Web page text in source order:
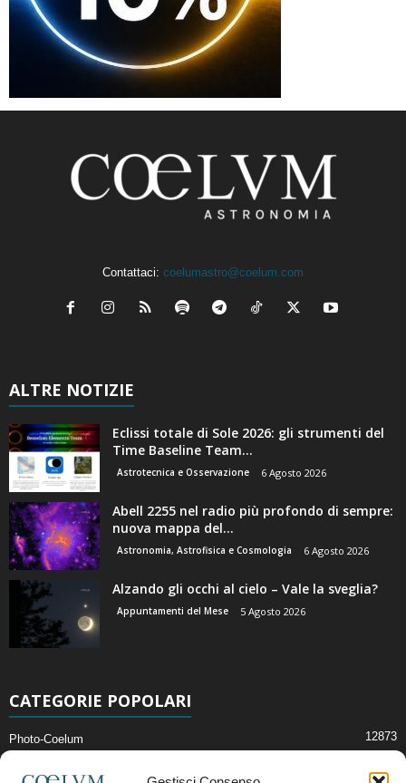
Contattaci: coelumastro@coelum.com
ALTRE NOTIZIE
Eclissi totale di Sole 2026: gli strumenti del
Time Baseline Team...
Astrotecnica e Osservazione 6 Agosto 2026
Abell 2255 nel radio più profondo di sempre:
nuova mappa del...
Astronomia, Astrofisica e Cosmologia 6 Agosto 2026
Alzando gli occhi al cielo – Vale la sveglia?
Appuntamenti del Mese 5 Agosto 2026
CATEGORIE POPOLARI
Photo-Coelum 12873